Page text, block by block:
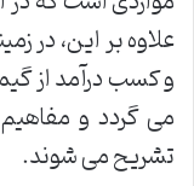
علاوه بر این، در
و کسب درآمد از
می گردد و
تشریح می شوند.